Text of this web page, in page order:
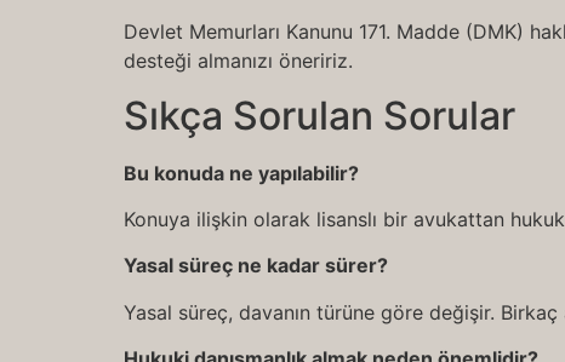
Devlet Memurları Kanunu 171. Madde (DMK)
desteği almanızı öneririz.
Sıkça Sorulan Sorular
Bu konuda ne yapılabilir?
Konuya ilişkin olarak lisanslı bir avukattan
Yasal süreç ne kadar sürer?
Yasal süreç, davanın türüne göre değişir.